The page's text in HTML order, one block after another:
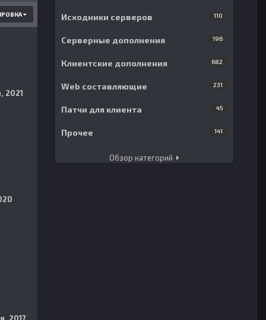
2021
110
Исходники серверов
196
Серверные дополнения
682
Клиентские дополнения
231
Web составляющие
45
Патчи для клиента
141
Прочее
Обзор категорий